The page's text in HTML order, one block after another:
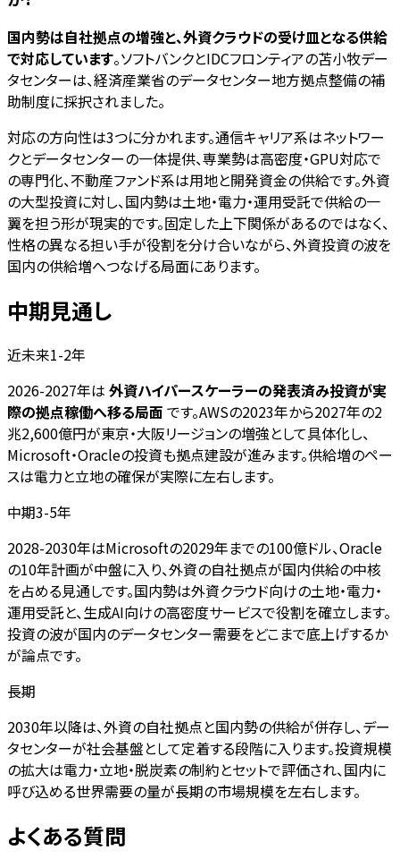
国内勢は自社拠点の増強と、外資クラウドの受け皿となる供給
で対応しています。ソフトバンクとIDCフロンティアの苫小牧デー
タセンターは、経済産業省のデータセンター地方拠点整備の補
助制度に採択されました。
対応の方向性は3つに分かれます。通信キャリア系はネットワー
クとデータセンターの一体提供、専業勢は高密度・GPU対応で
の専門化、不動産ファンド系は用地と開発資金の供給です。外資
の大型投資に対し、国内勢は土地・電力・運用受託で供給の一
翼を担う形が現実的です。固定した上下関係があるのではなく、
性格の異なる担い手が役割を分け合いながら、外資投資の波を
国内の供給増へつなげる局面にあります。
中期見通し
近未来1-2年
2026-2027年は 外資ハイパースケーラーの発表済み投資が実
際の拠点稼働へ移る局面 です。AWSの2023年から2027年の2
兆2,600億円が東京・大阪リージョンの増強として具体化し、
Microsoft・Oracleの投資も拠点建設が進みます。供給増のペー
スは電力と立地の確保が実際に左右します。
中期3-5年
2028-2030年はMicrosoftの2029年までの100億ドル、Oracle
の10年計画が中盤に入り、外資の自社拠点が国内供給の中核
を占める見通しです。国内勢は外資クラウド向けの土地・電力・
運用受託と、生成AI向けの高密度サービスで役割を確立します。
投資の波が国内のデータセンター需要をどこまで底上げするか
が論点です。
長期
2030年以降は、外資の自社拠点と国内勢の供給が併存し、デー
タセンターが社会基盤として定着する段階に入ります。投資規模
の拡大は電力・立地・脱炭素の制約とセットで評価され、国内に
呼び込める世界需要の量が長期の市場規模を左右します。
よくある質問